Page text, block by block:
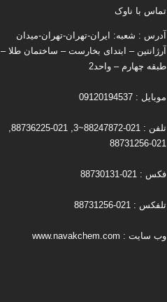
تماس با ناوک
آدرس : شعبه: ایران-تهران-تهران-میدان
آرژانتین – ابتدای بخارست – ساختمان طلا –
طبقه چهارم – واحد2
موبایل : 09120194537
تلفن : 021-88247872~3, 021-88736225,
021-88731256
فکس : 021-88730131
تلفکس : 021-88731256
وب سایت : www.navakchem.com